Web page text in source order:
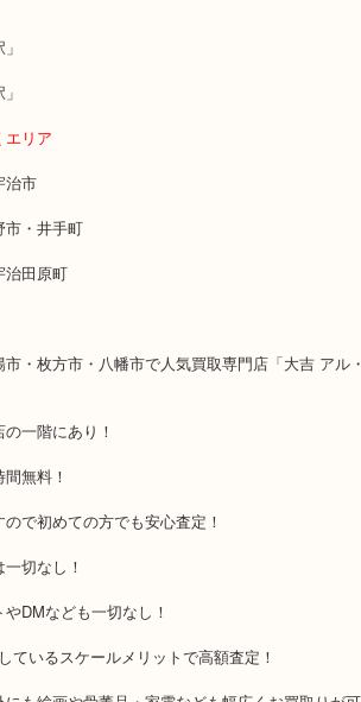
いなくても精一杯の査定額をご案内させてい
がありましたら状態を問わずお気軽にお持ちく
」
市・井手町
治田原町
市・枚方市・八幡市で人気買取専門店「大吉
の一階にあり！
間無料！